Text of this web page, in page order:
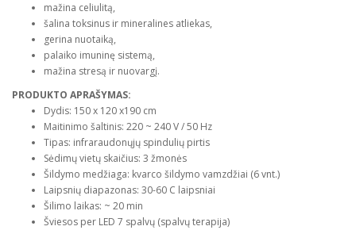
mažina celiulitą,
šalina toksinus ir mineralines atliekas,
gerina nuotaiką,
palaiko imuninę sistemą,
mažina stresą ir nuovargį.
PRODUKTO APRAŠYMAS:
Dydis: 150 x 120 x190 cm
Maitinimo šaltinis: 220 ~ 240 V / 50 Hz
Tipas: infraraudonųjų spindulių pirtis
Sėdimų vietų skaičius: 3 žmonės
Šildymo medžiaga: kvarco šildymo vamzdžiai (6 vnt.)
Laipsnių diapazonas: 30-60 C laipsniai
Šilimo laikas: ~ 20 min
Šviesos per LED 7 spalvų (spalvų terapija)